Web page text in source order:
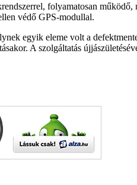
folyamatosan
védő GPS-modullal.
egyik eleme volt a
A szolgáltatás